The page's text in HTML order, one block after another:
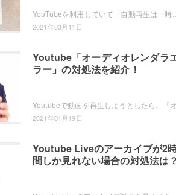
2021年03月11日
Youtube「オーディオレンダラ
ラー」の対処法を紹介！
2021年01月19日
Youtube Liveのアーカイブが2
間しか見れない場合の対処法は